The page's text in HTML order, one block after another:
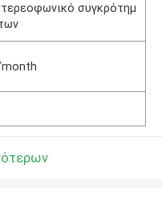
συγκρότημ